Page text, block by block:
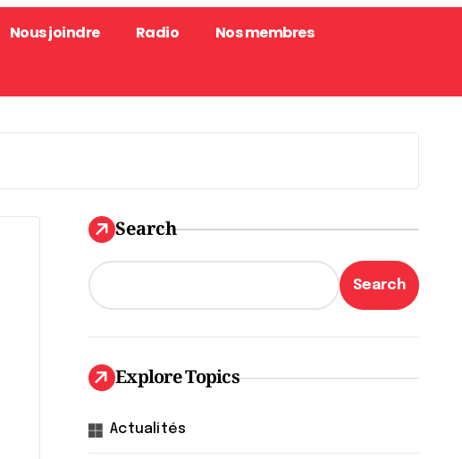
Nous joindre Radio
Nos membres
Search
Search
Explore Topics
Actualités